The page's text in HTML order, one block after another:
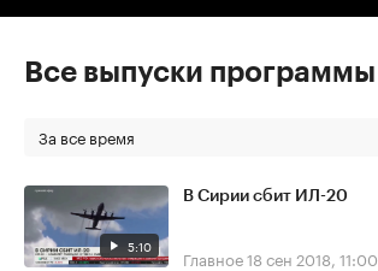
Все выпуски программы
За все время
5:10
В Сирии сбит ИЛ-20
Главное18 сен 2018, 11:00